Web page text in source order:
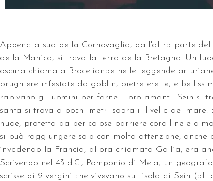
Appena a sud della Cornovaglia, dall'altra parte
della Manica, si trova la terra della Bretagna. Un
oscura chiamata Broceliande nelle leggende
brughiere infestate da goblin, pietre erette, e
rapivano gli uomini per farne i loro amanti. Sein si
santa si trova a pochi metri sopra il livello del mare.
nude, protetta da pericolose barriere coralline e
si può raggiungere solo con molta attenzione,
invadendo la Francia, allora chiamata Gallia, era
Scrivendo nel 43 d.C., Pomponio di Mela, un
scrisse di 9 vergini che vivevano sull'isola di Sein (al